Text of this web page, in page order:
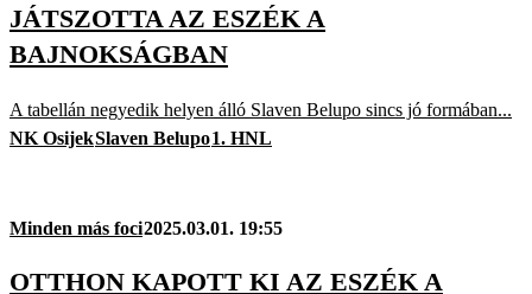
JÁTSZOTTA AZ ESZÉK A
BAJNOKSÁGBAN
A tabellán negyedik helyen álló Slaven Belupo sincs jó formában...
NK OsijekSlaven Belupo1. HNL
Minden más foci2025.03.01. 19:55
OTTHON KAPOTT KI AZ ESZÉK A